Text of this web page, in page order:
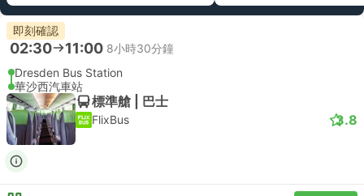
即刻確認
02:30 11:00 8小時30分鐘
Dresden Bus Station
華沙西汽車站
標準艙 | 巴士
FlixBus 3.8